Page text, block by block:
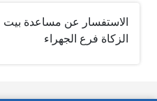
الاستفسار عن مساعدة بيت
الزكاة فرع الجهراء